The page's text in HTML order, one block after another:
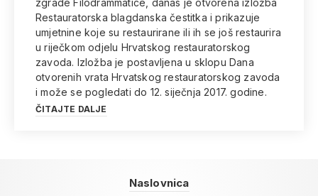
zgrade Filodrammatice, danas je otvorena izložba
Restauratorska blagdanska čestitka i prikazuje
umjetnine koje su restaurirane ili ih se još restaurira
u riječkom odjelu Hrvatskog restauratorskog
zavoda. Izložba je postavljena u sklopu Dana
otvorenih vrata Hrvatskog restauratorskog zavoda
i može se pogledati do 12. siječnja 2017. godine.
ČITAJTE DALJE
Naslovnica